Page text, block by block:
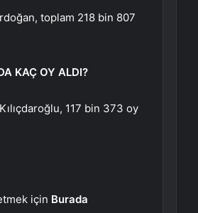
toplam 218 bin 807
KAÇ OY ALDI?
117 bin 373 oy
için Burada